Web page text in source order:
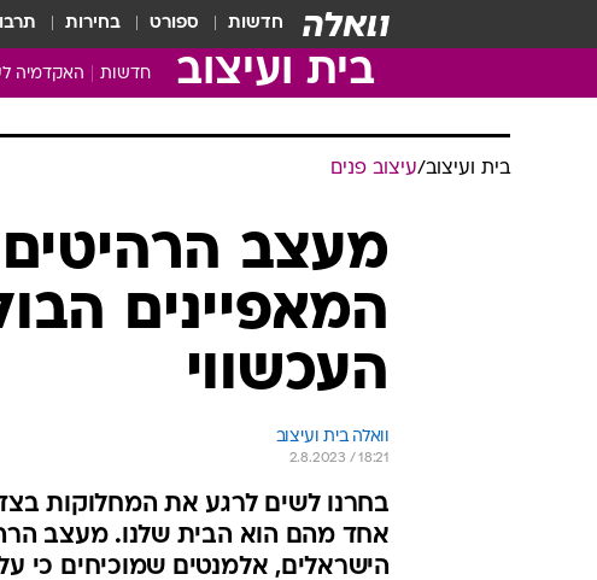
חדשות ספורט בחירות
בית ועיצוב חדשות האקדמיה
בית ועיצוב/עיצוב פנים
מעצב הרהיטים
המאפיינים
העכשווי
וואלה בית ועיצוב
2.8.2023 / 18:21
בחרנו לשים לרגע את המחלוקות
אחד מהם הוא הבית שלנו. מעצב
הישראלים, אלמנטים שמוכיחים כי